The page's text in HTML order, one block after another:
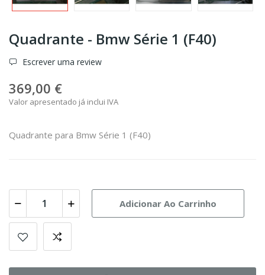
Quadrante - Bmw Série 1 (F40)
Escrever uma review
369,00 €
Valor apresentado já inclui IVA
Quadrante para Bmw Série 1 (F40)
Adicionar Ao Carrinho